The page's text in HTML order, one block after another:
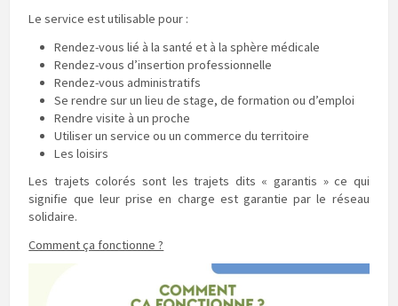
Le service est utilisable pour :
Rendez-vous lié à la santé et à la sphère médicale
Rendez-vous d’insertion professionnelle
Rendez-vous administratifs
Se rendre sur un lieu de stage, de formation ou d’emploi
Rendre visite à un proche
Utiliser un service ou un commerce du territoire
Les loisirs
Les trajets colorés sont les trajets dits « garantis » ce qui
signifie que leur prise en charge est garantie par le réseau
solidaire.
Comment ça fonctionne ?